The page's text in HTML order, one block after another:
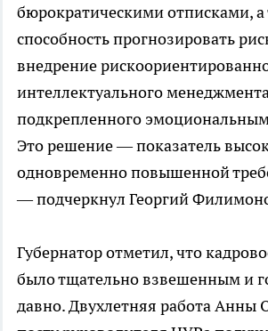
бюрократическими отписками, а
способность прогнозировать
внедрение
интеллектуального
подкрепленного
Это решение — показатель
одновременно повышенной
— подчеркнул Георгий
Губернатор отметил, что
было тщательно взвешенным и
давно. Двухлетняя работа Анны